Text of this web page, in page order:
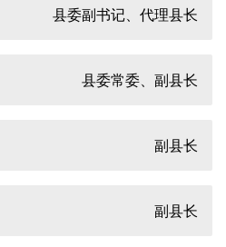
县委副书记、代理县长
县委常委、副县长
副县长
副县长